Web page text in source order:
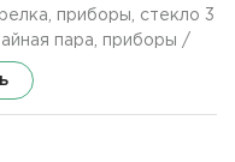
приборы, стекло 3
пара, приборы /